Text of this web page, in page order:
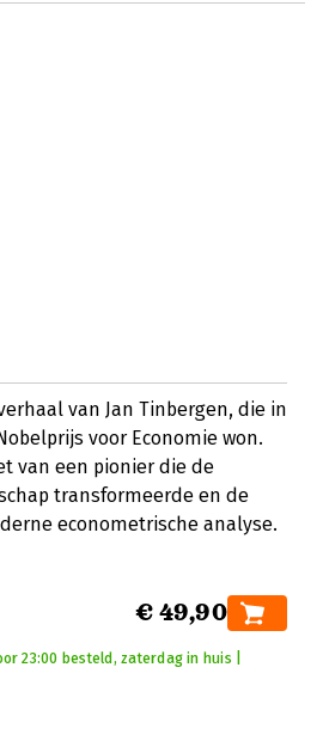
van Jan Tinbergen, die in
voor Economie won.
van een pionier die de
transformeerde en de
econometrische analyse.
€ 49,90
23:00 besteld, zaterdag in huis |